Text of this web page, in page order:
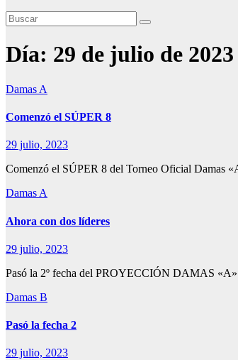
Día: 29 de julio de 2023
Damas A
Comenzó el SÚPER 8
29 julio, 2023
Comenzó el SÚPER 8 del Torneo Oficial Damas
Damas A
Ahora con dos líderes
29 julio, 2023
Pasó la 2º fecha del PROYECCIÓN DAMAS
Damas B
Pasó la fecha 2
29 julio, 2023